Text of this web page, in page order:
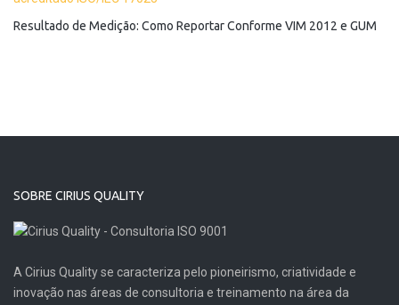
Resultado de Medição: Como Reportar Conforme VIM 2012 e GUM
SOBRE CIRIUS QUALITY
A Cirius Quality se caracteriza pelo pioneirismo, criatividade e
inovação nas áreas de consultoria e treinamento na área da